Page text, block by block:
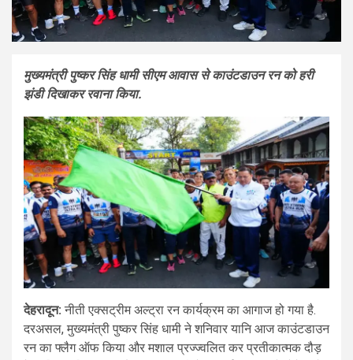
मुख्यमंत्री पुष्कर सिंह धामी सीएम आवास से काउंटडाउन रन को हरी
झंडी दिखाकर रवाना किया.
देहरादून: नीती एक्सट्रीम अल्ट्रा रन कार्यक्रम का आगाज हो गया है.
दरअसल, मुख्यमंत्री पुष्कर सिंह धामी ने शनिवार यानि आज काउंटडाउन
रन का फ्लैग ऑफ किया और मशाल प्रज्ज्वलित कर प्रतीकात्मक दौड़